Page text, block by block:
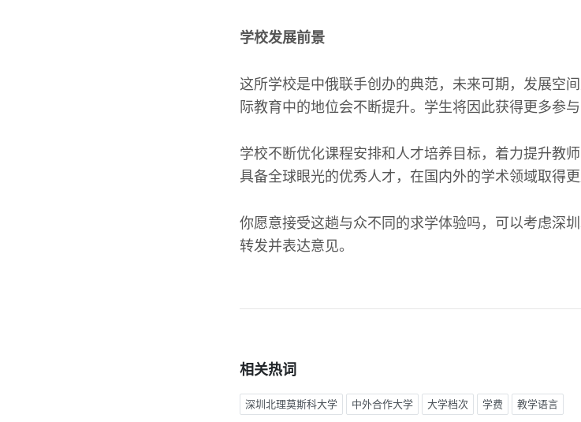
学校发展前景
这所学校是中俄联手创办的典范，未来可期，发展空
际教育中的地位会不断提升。学生将因此获得更多参
学校不断优化课程安排和人才培养目标，着力提升教
具备全球眼光的优秀人才，在国内外的学术领域取得更
你愿意接受这趟与众不同的求学体验吗，可以考虑深
转发并表达意见。
相关热词
深圳北理莫斯科大学 中外合作大学 大学档次 学费 教学语言